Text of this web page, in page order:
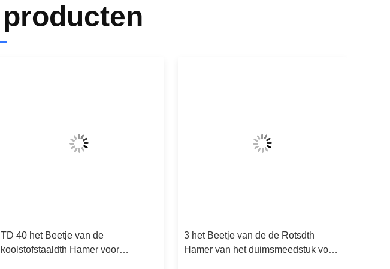
TD 40 het Beetje van de
koolstofstaaldth Hamer voor
3 het Beetje van de de Rotsdth
Hamer van het duimsmeedstuk voor